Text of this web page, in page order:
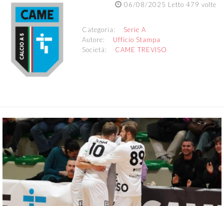
06/08/2025 Letto 479 volte
Categoria: Serie A
Autore: Ufficio Stampa
Società: CAME TREVISO